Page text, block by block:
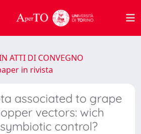
ATTI DI CONVEGNO
in rivista
associated to grape
vectors: wich
control?